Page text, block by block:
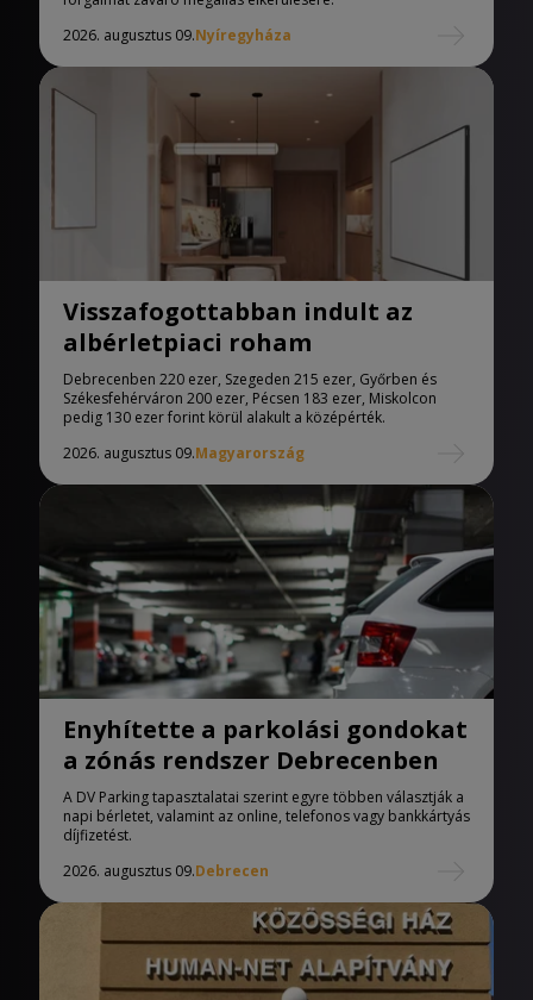
2026. augusztus 09.Nyíregyháza
Visszafogottabban indult az
albérletpiaci roham
Debrecenben 220 ezer, Szegeden 215 ezer, Győrben és
Székesfehérváron 200 ezer, Pécsen 183 ezer, Miskolcon
pedig 130 ezer forint körül alakult a középérték.
2026. augusztus 09.Magyarország
Enyhítette a parkolási gondokat
a zónás rendszer Debrecenben
A DV Parking tapasztalatai szerint egyre többen választják a
napi bérletet, valamint az online, telefonos vagy bankkártyás
díjfizetést.
2026. augusztus 09.Debrecen